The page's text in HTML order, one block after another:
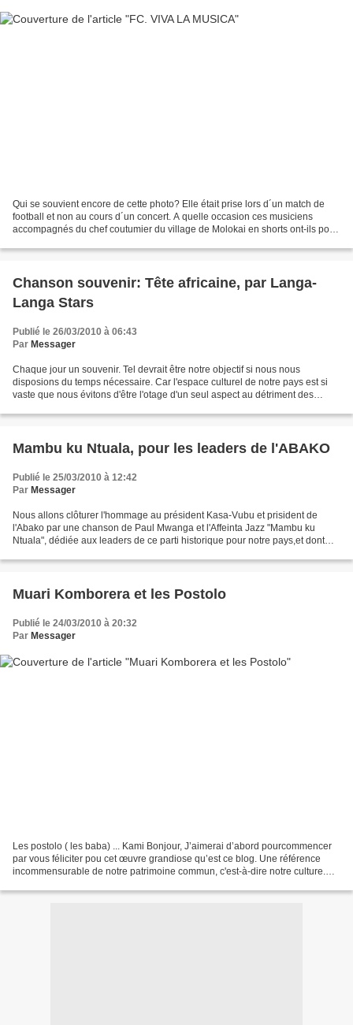
Qui se souvient encore de cette photo? Elle était prise lors d´un match de
football et non au cours d´un concert. A quelle occasion ces musiciens
accompagnés du chef coutumier du village de Molokai en shorts ont-ils posé
Chanson souvenir: Tête africaine, par Langa-
Langa Stars
Publié le 26/03/2010 à 06:43
Par Messager
Chaque jour un souvenir. Tel devrait être notre objectif si nous nous
disposions du temps nécessaire. Car l'espace culturel de notre pays est si
vaste que nous évitons d'être l'otage d'un seul aspect au détriment des
Mambu ku Ntuala, pour les leaders de l'ABAKO
Publié le 25/03/2010 à 12:42
Par Messager
Nous allons clôturer l'hommage au président Kasa-Vubu et prisident de
l'Abako par une chanson de Paul Mwanga et l'Affeinta Jazz "Mambu ku
Ntuala", dédiée aux leaders de ce parti historique pour notre pays,et dont
Muari Komborera et les Postolo
Publié le 24/03/2010 à 20:32
Par Messager
Les postolo ( les baba) ... Kami Bonjour, J’aimerai d’abord pourcommencer
par vous féliciter pou cet œuvre grandiose qu’est ce blog. Une référence
incommensurable de notre patrimoine commun, c'est-à-dire notre culture.